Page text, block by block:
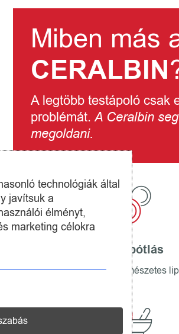
Miben más
CERALBIN
A legtöbb testápoló csak
problémát.A Ceralbin
megoldani.
Lipidpótlás
visszaépíti a bőr természetes
technológiák által
javítsuk a
élményt,
marketing célokra